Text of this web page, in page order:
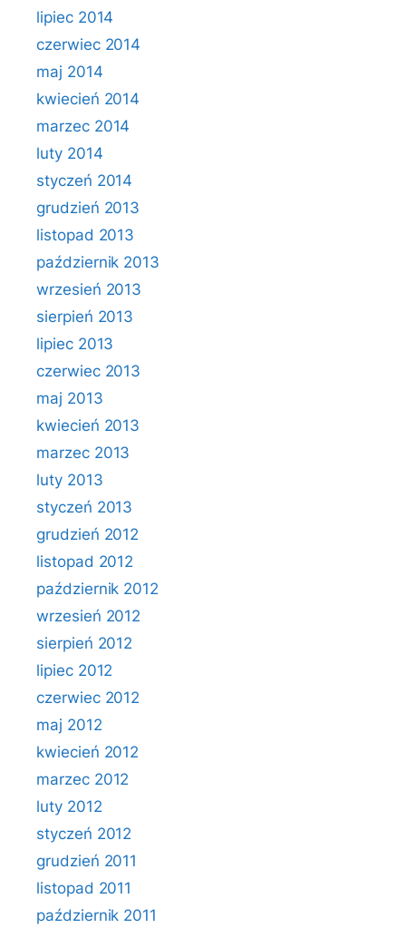
lipiec 2014
czerwiec 2014
maj 2014
kwiecień 2014
marzec 2014
luty 2014
styczeń 2014
grudzień 2013
listopad 2013
październik 2013
wrzesień 2013
sierpień 2013
lipiec 2013
czerwiec 2013
maj 2013
kwiecień 2013
marzec 2013
luty 2013
styczeń 2013
grudzień 2012
listopad 2012
październik 2012
wrzesień 2012
sierpień 2012
lipiec 2012
czerwiec 2012
maj 2012
kwiecień 2012
marzec 2012
luty 2012
styczeń 2012
grudzień 2011
listopad 2011
październik 2011